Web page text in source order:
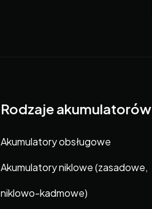
Rodzaje akumulatorów
Akumulatory obsługowe
Akumulatory niklowe (zasadowe,
niklowo-kadmowe)